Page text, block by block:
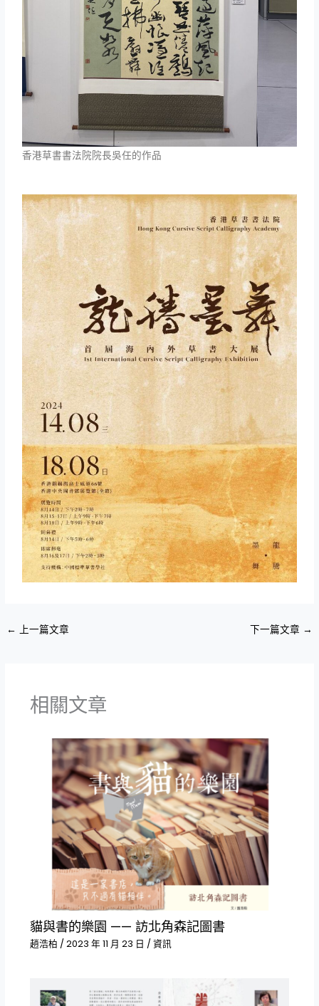
香港草書書法院院長吳任的作品
← 上一篇文章 下一篇文章 →
相關文章
貓與書的樂園 —— 訪北角森記圖書
趙浩柏 / 2023 年 11 月 23 日 / 資訊